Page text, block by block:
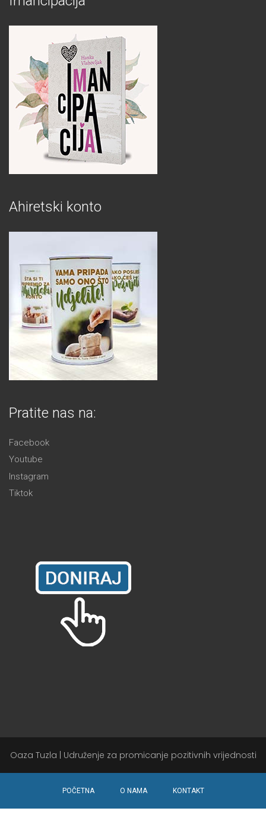
Ahiretski konto
Pratite nas na:
Facebook
Youtube
Instagram
Tiktok
Oaza Tuzla | Udruženje za promicanje pozitivnih vrijednosti
POČETNA O NAMA KONTAKT